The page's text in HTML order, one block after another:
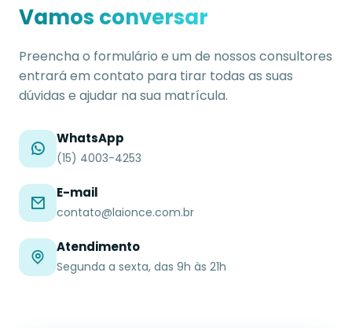
Vamos conversar
Preencha o formulário e um de nossos consultores
entrará em contato para tirar todas as suas
dúvidas e ajudar na sua matrícula.
WhatsApp
(15) 4003-4253
E-mail
contato@laionce.com.br
Atendimento
Segunda a sexta, das 9h às 21h